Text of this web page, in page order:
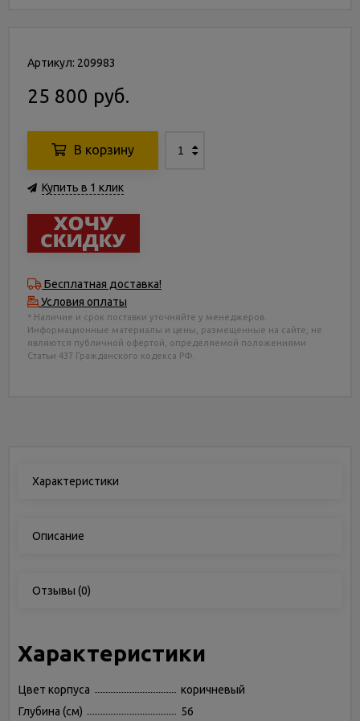
Артикул: 209983
25 800 руб.
В корзину
Купить в 1 клик
Бесплатная доставка!
Условия оплаты
* Наличие и срок поставки уточняйте у менеджеров.
Информационные материалы и цены, размещенные на сайте, не
являются публичной офертой, определяемой положениями
Статьи 437 Гражданского кодекса РФ.
Характеристики
Описание
Отзывы (0)
Характеристики
Цвет корпуса
коричневый
Глубина (см)
56